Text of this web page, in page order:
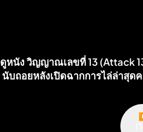
ดูหนัง วิญญาณเลขที่ 13 (Attack
นับถอยหลังเปิดฉากการไล่ล่าสุ